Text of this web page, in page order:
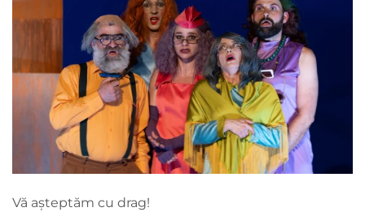
Vă așteptăm cu drag!